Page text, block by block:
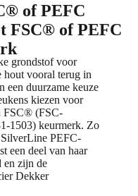
of PEFC
FSC® of PEFC
grondstof voor
vooral terug in
een duurzame keuze
kiezen voor
FSC® (FSC-
1503) keurmerk. Zo
PEFC-
een deel van haar
en zijn de
Dekker